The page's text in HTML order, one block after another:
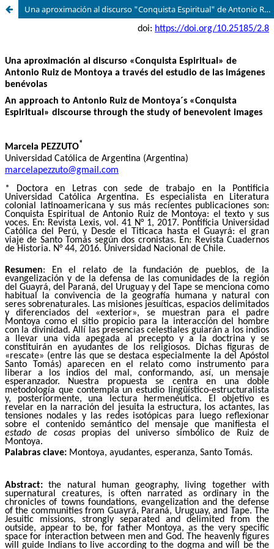
Una aproximación al discurso "Conquista Espiritual" de Antonio Ruiz de Montoya a través del estudio de las imágenes benévolas